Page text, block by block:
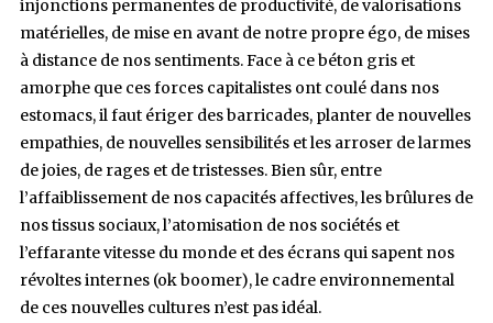
injonctions permanentes de productivité, de valorisations
matérielles, de mise en avant de notre propre égo, de mises
à distance de nos sentiments. Face à ce béton gris et
amorphe que ces forces capitalistes ont coulé dans nos
estomacs, il faut ériger des barricades, planter de nouvelles
empathies, de nouvelles sensibilités et les arroser de larmes
de joies, de rages et de tristesses. Bien sûr, entre
l’affaiblissement de nos capacités affectives, les brûlures de
nos tissus sociaux, l’atomisation de nos sociétés et
l’effarante vitesse du monde et des écrans qui sapent nos
révoltes internes (ok boomer), le cadre environnemental
de ces nouvelles cultures n’est pas idéal.